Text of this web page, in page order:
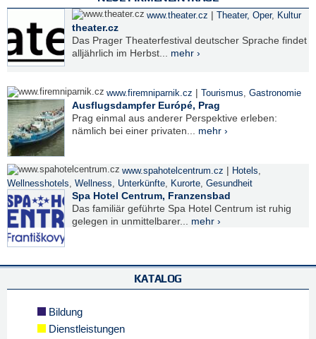
www.theater.cz | Theater, Oper, Kultur
theater.cz
Das Prager Theaterfestival deutscher Sprache findet
alljährlich im Herbst... mehr ›
www.firemniparnik.cz | Tourismus, Gastronomie
Ausflugsdampfer Európé, Prag
Prag einmal aus anderer Perspektive erleben:
nämlich bei einer privaten... mehr ›
www.spahotelcentrum.cz | Hotels,
Wellnesshotels, Wellness, Unterkünfte, Kurorte, Gesundheit
Spa Hotel Centrum, Franzensbad
Das familiär geführte Spa Hotel Centrum ist ruhig
gelegen in unmittelbarer... mehr ›
KATALOG
Bildung
Dienstleistungen